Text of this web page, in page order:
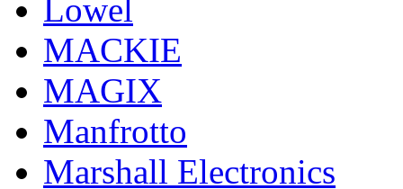
Lowel
MACKIE
MAGIX
Manfrotto
Marshall Electronics